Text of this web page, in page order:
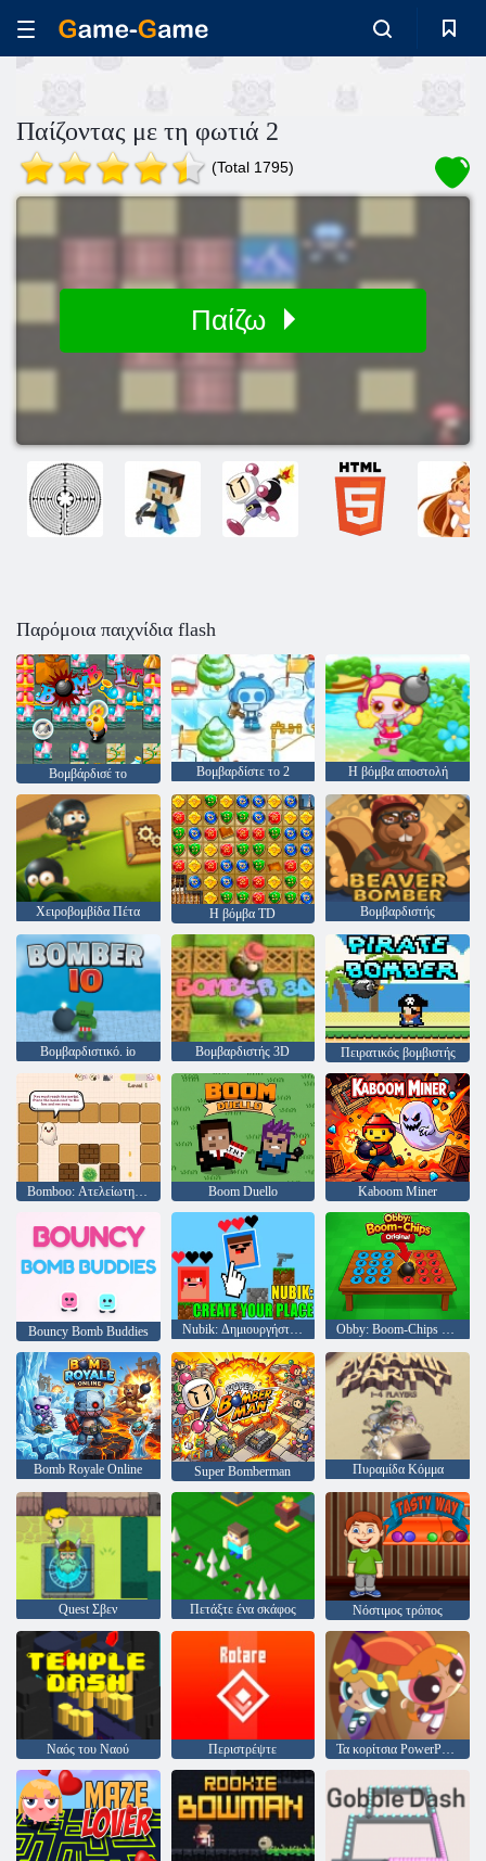
Παίζοντας με τη φωτιά 2
(Total 1795)
Παίζω
Παρόμοια παιχνίδια flash
Βομβάρδισέ το Βομβαρδίστε το 2 Η βόμβα αποστολή
Χειροβομβίδα Πέτα Η βόμβα TD Βομβαρδιστής
Βομβαρδιστικό. io Βομβαρδιστής 3D Πειρατικός βομβιστής
Bomboo: Ατελείωτη διασκέδαση βομβαρδισμού Boom Duello Kaboom Miner
Bouncy Bomb Buddies Nubik: Δημιουργήστε τη θέση σας Obby: Boom-Chips Original
Bomb Royale Online Super Bomberman Πυραμίδα Κόμμα
Quest Σβεν Πετάξτε ένα σκάφος Νόστιμος τρόπος
Ναός του Ναού Περιστρέψτε Τα κορίτσια PowerPuff Hypno Bliss